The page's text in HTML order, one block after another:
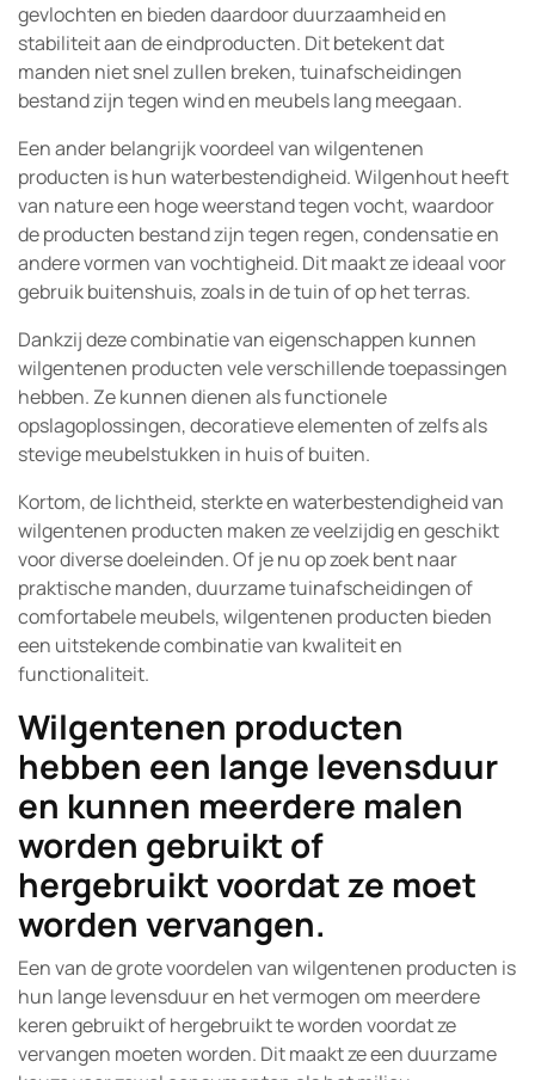
gevlochten en bieden daardoor duurzaamheid en
stabiliteit aan de eindproducten. Dit betekent dat
manden niet snel zullen breken, tuinafscheidingen
bestand zijn tegen wind en meubels lang meegaan.
Een ander belangrijk voordeel van wilgentenen
producten is hun waterbestendigheid. Wilgenhout heeft
van nature een hoge weerstand tegen vocht, waardoor
de producten bestand zijn tegen regen, condensatie en
andere vormen van vochtigheid. Dit maakt ze ideaal voor
gebruik buitenshuis, zoals in de tuin of op het terras.
Dankzij deze combinatie van eigenschappen kunnen
wilgentenen producten vele verschillende toepassingen
hebben. Ze kunnen dienen als functionele
opslagoplossingen, decoratieve elementen of zelfs als
stevige meubelstukken in huis of buiten.
Kortom, de lichtheid, sterkte en waterbestendigheid van
wilgentenen producten maken ze veelzijdig en geschikt
voor diverse doeleinden. Of je nu op zoek bent naar
praktische manden, duurzame tuinafscheidingen of
comfortabele meubels, wilgentenen producten bieden
een uitstekende combinatie van kwaliteit en
functionaliteit.
Wilgentenen producten
hebben een lange levensduur
en kunnen meerdere malen
worden gebruikt of
hergebruikt voordat ze moet
worden vervangen.
Een van de grote voordelen van wilgentenen producten is
hun lange levensduur en het vermogen om meerdere
keren gebruikt of hergebruikt te worden voordat ze
vervangen moeten worden. Dit maakt ze een duurzame